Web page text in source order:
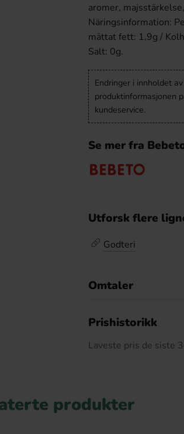
aromer,
Näringsinformation:
mättat fett: 1,9g /
Salt: 0g.
Endringer i innholdet
produktinformasjonen
kundeservice.
Se mer fra
Utforsk flere
Godteri
Omtaler
Prishistorikk
Laveste pris de siste
produkter